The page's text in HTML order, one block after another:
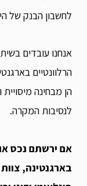
לחשבון הבנק של
אנחנו עובדים
הרלוונטיים
הן מבחינה
לנסיבות המקרה.
אם ירשתם נכס
בארגנטינה,